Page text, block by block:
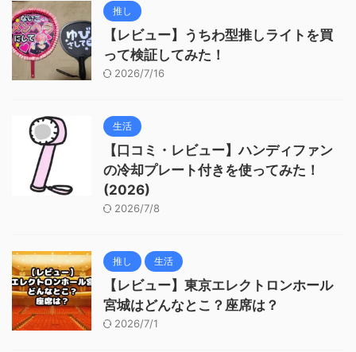
推し
【レビュー】うちわ型推しライトを買
って検証してみた！
2026/7/16
生活
【口コミ・レビュー】ハンディファン
の冷却プレート付きを使ってみた！
(2026)
2026/7/8
推し 生活
【レビュー】東京エレクトロンホール
宮城はどんなとこ？座席は？
2026/7/1